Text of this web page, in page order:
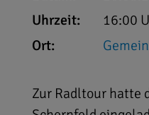
Uhrzeit:
16:00
Ort:
Zur Radltour hatte